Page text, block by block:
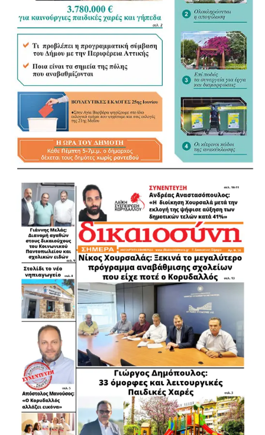
Πολύτιμη υπήρξε κατά τη διάρκεια της επιχείρησης και η
συνδρομή του αντιδημάρχου Μάνδρας – Ειδυλλίας,
Δημήτρη Παγώνη, ο οποίος ενημέρωνε τους διασώστες
για ζώα που βρίσκονταν σε κίνδυνο ή είχαν άμεση ανάγκη
βοήθειας.
Οι εικόνες που αντίκρισαν τα πληρώματα των
ασθενοφόρων ήταν συγκλονιστικές. Εκτός από την
ολοκληρωτική καταστροφή του πανέμορφου
πευκοδάσους, ανυπολόγιστες είναι οι συνέπειες της
πυρκαγιάς και για την άγρια ζωή της περιοχής.
Δυστυχώς, οι διασώστες δεν κατάφεραν να προσφέρουν
βοήθεια σε ένα αγριογούρουνο που είχε ήδη προλάβει η
φωτιά. Παράλληλα, η πρόσβαση στο εσωτερικό του
δάσους γύρω από τον οικισμό του Πόρτο Γερμενού ήταν
αδύνατη, καθώς οι φλόγες εξακολουθούσαν να μαίνονται
ανεξέλεγκτες.